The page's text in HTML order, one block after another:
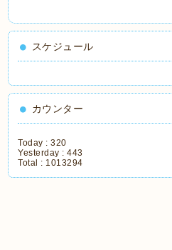
スケジュール
カウンター
Today :320
Yesterday :443
Total : 1013294